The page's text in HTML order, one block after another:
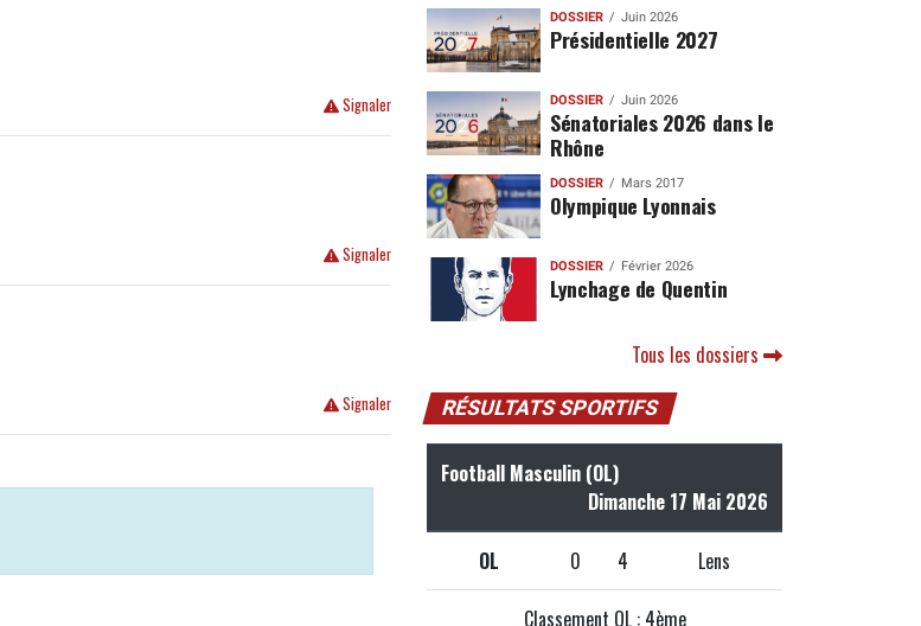
Signaler
Signaler
Signaler
DOSSIER Juin 2026
Présidentielle 2027
DOSSIER Juin 2026
Sénatoriales 2026 dans le
Rhône
DOSSIER Mars 2017
Olympique Lyonnais
DOSSIER Février 2026
Lynchage de Quentin
Tous les dossiers
RÉSULTATS SPORTIFS
Football Masculin (OL)
Dimanche 17 Mai 2026
OL 0 4 Lens
Classement OL : 4ème